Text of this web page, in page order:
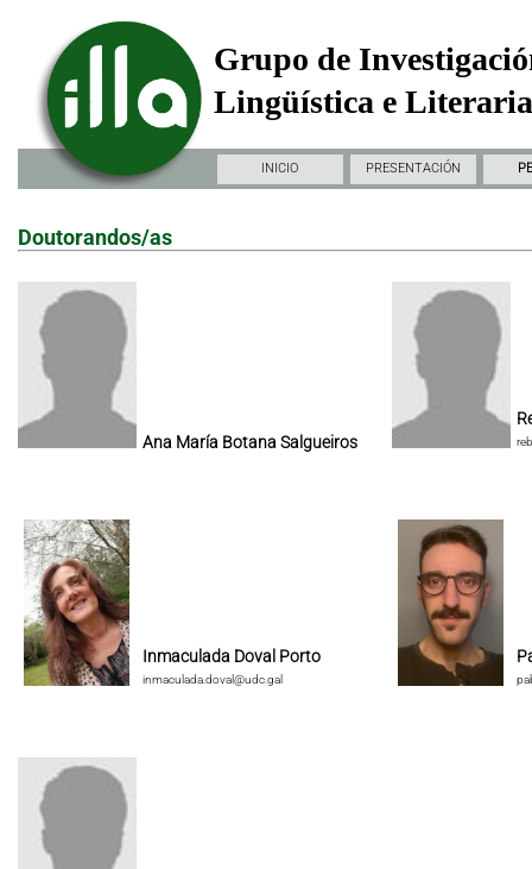
Grupo de
Lingüística e
INICIO PRESENTACIÓN
Doutorandos/as
Ana María Botana Salgueiros
Inmaculada Doval Porto
inmaculada.doval@udc.gal